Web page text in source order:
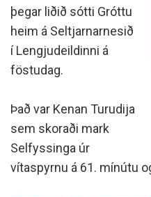
þegar liðið sótti Gróttu
heim á Seltjarnarnesið
í Lengjudeildinni á
föstudag.
Það var Kenan Turudija
sem skoraði mark
Selfyssinga úr
vítaspyrnu á 61. mínútu